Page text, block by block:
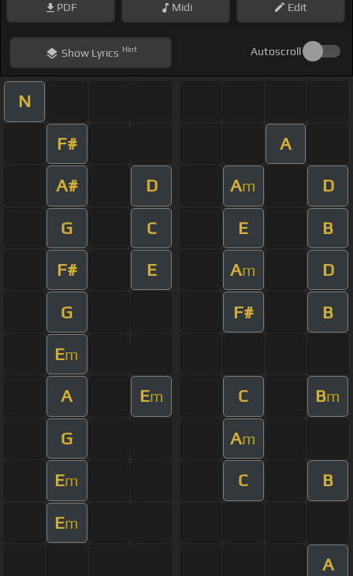
PDF Midi Edit
ShowLyrics Hint Autoscroll
N
F# A
A# D Am D
G C E B
F# E Am D
G F# B
Em
A Em C Bm
G Am
Em C B
Em
A